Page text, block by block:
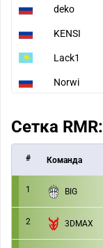
deko
KENSI
Lack1
Norwi
Сетка RMR:
# Команда
1 BIG
2 3DMAX